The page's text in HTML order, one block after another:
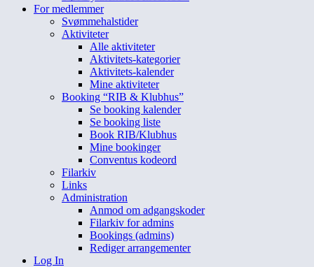
For medlemmer
Svømmehalstider
Aktiviteter
Alle aktiviteter
Aktivitets-kategorier
Aktivitets-kalender
Mine aktiviteter
Booking “RIB & Klubhus”
Se booking kalender
Se booking liste
Book RIB/Klubhus
Mine bookinger
Conventus kodeord
Filarkiv
Links
Administration
Anmod om adgangskoder
Filarkiv for admins
Bookings (admins)
Rediger arrangementer
Log In